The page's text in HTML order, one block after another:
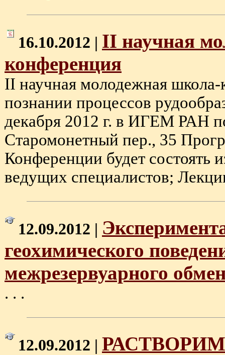
16.10.2012 | II научная
конференция
II научная молодежная
познании процессов
декабря 2012 г. в ИГЕМ РАН
Старомонетный пер., 35
Конференции будет состоять
ведущих специалистов;
12.09.2012 |
геохимического
межрезервуарного
. . .
12.09.2012 |